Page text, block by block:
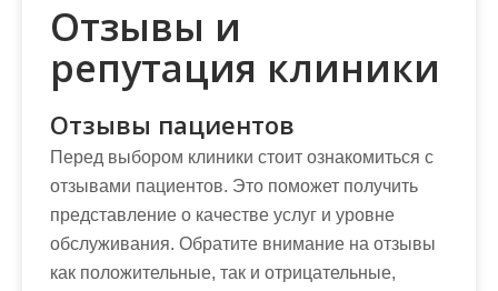
Отзывы и
репутация клиники
Отзывы пациентов
Перед выбором клиники стоит ознакомиться с
отзывами пациентов. Это поможет получить
представление о качестве услуг и уровне
обслуживания. Обратите внимание на отзывы
как положительные, так и отрицательные,